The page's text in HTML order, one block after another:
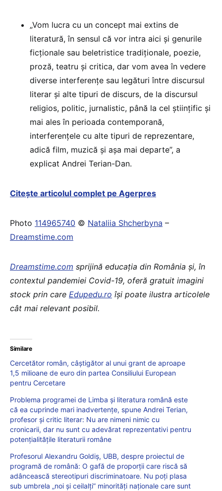
„Vom lucra cu un concept mai extins de
literatură, în sensul că vor intra aici şi genurile
ficţionale sau beletristice tradiţionale, poezie,
proză, teatru şi critica, dar vom avea în vedere
diverse interferenţe sau legături între discursul
literar şi alte tipuri de discurs, de la discursul
religios, politic, jurnalistic, până la cel ştiinţific şi
mai ales în perioada contemporană,
interferenţele cu alte tipuri de reprezentare,
adică film, muzică şi aşa mai departe”, a
explicat Andrei Terian-Dan.
Citește articolul complet pe Agerpres
Photo 114965740 © Nataliia Shcherbyna –
Dreamstime.com
Dreamstime.com sprijină educaţia din România şi, în
contextul pandemiei Covid-19, oferă gratuit imagini
stock prin care Edupedu.ro îşi poate ilustra articolele
cât mai relevant posibil.
Similare
Cercetător român, câștigător al unui grant de aproape
1,5 milioane de euro din partea Consiliului European
pentru Cercetare
Problema programei de Limba și literatura română este
că ea cuprinde mari inadvertențe, spune Andrei Terian,
profesor și critic literar: Nu are nimeni nimic cu
cronicarii, dar nu sunt cu adevărat reprezentativi pentru
potențialitățile literaturii române
Profesorul Alexandru Goldiș, UBB, despre proiectul de
programă de română: O gafă de proporții care riscă să
adâncească stereotipuri discriminatoare. Nu poți plasa
sub umbrela „noi și ceilalți” minorități naționale care sunt